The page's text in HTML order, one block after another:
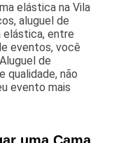
elástica na Vila
aluguel de
elástica, entre
eventos, você
de
qualidade, não
evento mais